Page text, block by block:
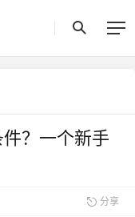
？一个新手
分享